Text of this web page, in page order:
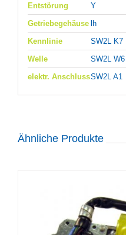
Entstörung
Y
Getriebegehäuse lh
Kennlinie
SW2L K7
Welle
SW2L W6
elektr. AnschlussSW2L A1
Ähnliche Produkte